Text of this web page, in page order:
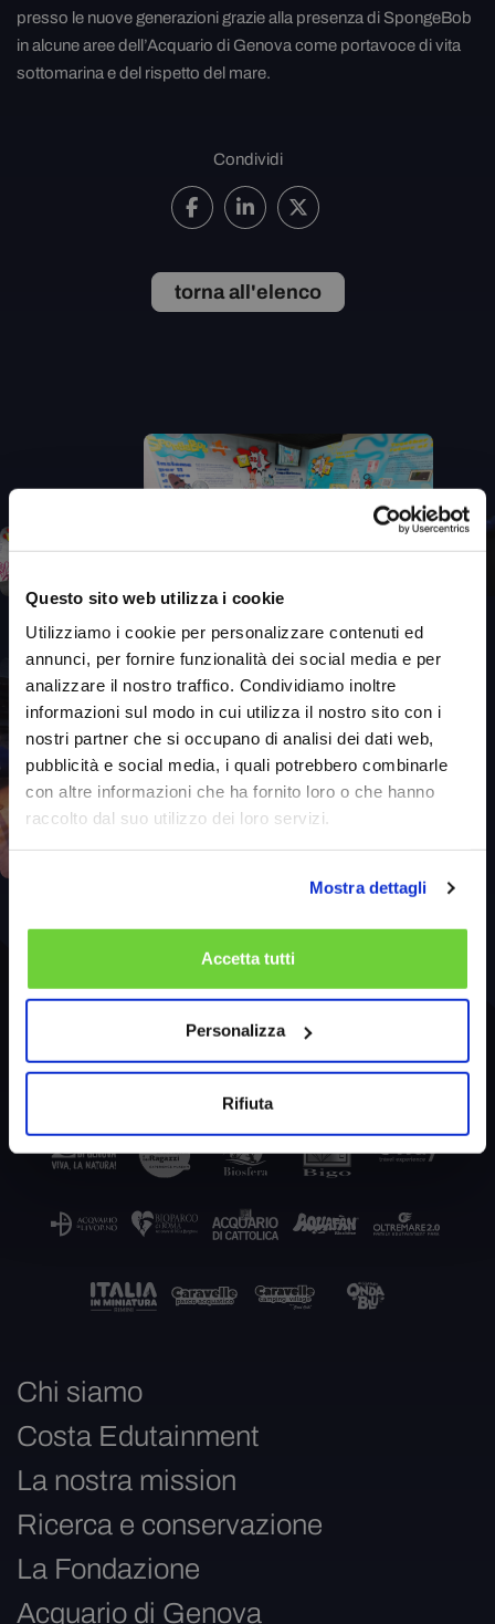
Questo sito web utilizza i cookie
Utilizziamo i cookie per personalizzare contenuti ed
annunci, per fornire funzionalità dei social media e per
analizzare il nostro traffico. Condividiamo inoltre
informazioni sul modo in cui utilizza il nostro sito con i
nostri partner che si occupano di analisi dei dati web,
pubblicità e social media, i quali potrebbero combinarle
con altre informazioni che ha fornito loro o che hanno
raccolto dal suo utilizzo dei loro servizi.
Mostra dettagli
Accetta tutti
Personalizza
Rifiuta
presso le nuove generazioni grazie alla presenza di SpongeBob
in alcune aree dell’Acquario di Genova come portavoce di vita
sottomarina e del rispetto del mare.
Condividi
torna all'elenco
Chi siamo
Costa Edutainment
La nostra mission
Ricerca e conservazione
La Fondazione
Acquario di Genova